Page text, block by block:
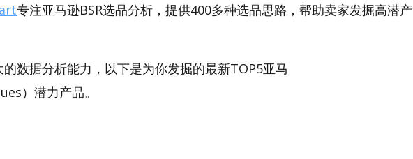
专注亚马逊BSR选品分析，提供400多种选品思路，帮助卖家发掘高潜产
数据分析能力，以下是为你发掘的最新TOP5亚马
）潜力产品。